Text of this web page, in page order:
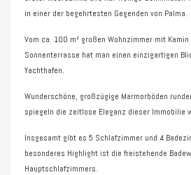
in einer der begehrtesten Gegenden von Palma.
Vom ca. 100 m² großen Wohnzimmer mit
Sonnenterrasse hat man einen einzigartigen
Yachthafen.
Wunderschöne, großzügige Marmorböden
spiegeln die zeitlose Eleganz dieser Immobilie
Insgesamt gibt es 5 Schlafzimmer und 4
besonderes Highlight ist die freistehende
Hauptschlafzimmers.